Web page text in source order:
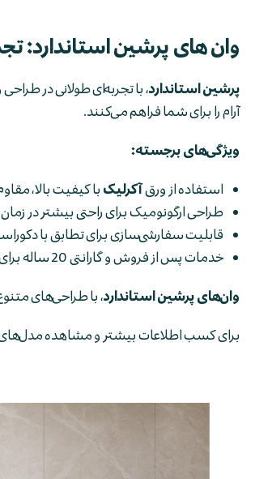
وان های پرشین استاندارد:
پرشین استاندارد، با تجربه‌ای طولانی در
آرام را برای شما فراهم می‌کنند.
ویژگی‌های برجسته:
استفاده از ورقآکرلیک با کیفیت بالا،
طراحی ارگونومیک برای راحتی بیشتر در
قابلیت سفارشی‌سازی برای تطابق با
خدمات پس از فروش و گارانتی 20 ساله برای اطمینان از کیفیت
وان‌های پرشین استاندارد، با طراحی‌های
برای کسب اطلاعات بیشتر و مشاهده